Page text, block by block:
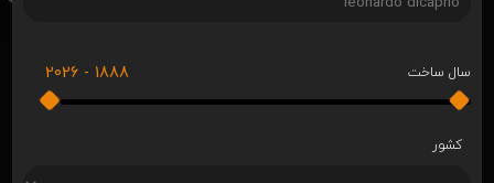
سال ساخت 1888
-
2026
کشور